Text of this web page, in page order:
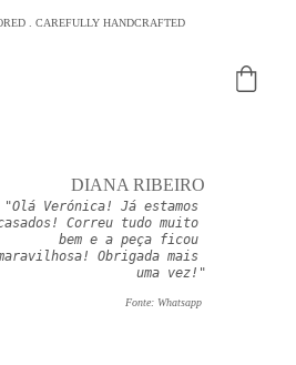
. CAREFULLY HANDCRAFTED
DIANA RIBEIRO
"Olá Verónica! Já estamos
Correu tudo muito
bem e a peça ficou
Obrigada mais
uma vez!"
Fonte: Whatsapp